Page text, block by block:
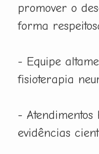
promover o
forma
- Equipe
fisioterapia
- Atendimentos
evidências